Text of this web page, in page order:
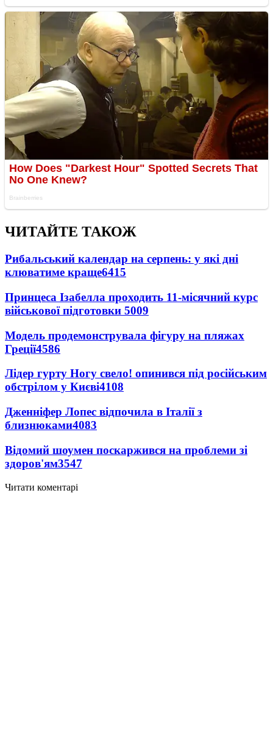
ЧИТАЙТЕ ТАКОЖ
Рибальський календар на серпень: у які дні
клюватиме краще6415
Принцеса Ізабелла проходить 11-місячний курс
військової підготовки 5009
Модель продемонструвала фігуру на пляжах
Греції4586
Лідер гурту Ногу свело! опинився під російським
обстрілом у Києві4108
Дженніфер Лопес відпочила в Італії з
близнюками4083
Відомий шоумен поскаржився на проблеми зі
здоров'ям3547
Читати коментарі